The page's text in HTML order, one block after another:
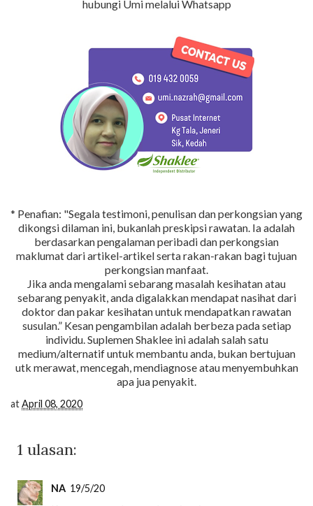
hubungi Umi melalui Whatsapp
* Penafian: "Segala testimoni, penulisan dan perkongsian yang
dikongsi dilaman ini, bukanlah preskipsi rawatan. Ia adalah
berdasarkan pengalaman peribadi dan perkongsian
maklumat dari artikel-artikel serta rakan-rakan bagi tujuan
perkongsian manfaat.
Jika anda mengalami sebarang masalah kesihatan atau
sebarang penyakit, anda digalakkan mendapat nasihat dari
doktor dan pakar kesihatan untuk mendapatkan rawatan
susulan.” Kesan pengambilan adalah berbeza pada setiap
individu. Suplemen Shaklee ini adalah salah satu
medium/alternatif untuk membantu anda, bukan bertujuan
utk merawat, mencegah, mendiagnose atau menyembuhkan
apa jua penyakit.
atApril 08, 2020
1 ulasan:
NA 19/5/20